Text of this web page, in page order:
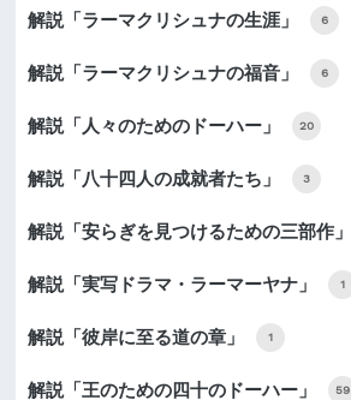
解説「ラーマクリシュナの生涯」 6
解説「ラーマクリシュナの福音」 6
解説「人々のためのドーハー」 20
解説「八十四人の成就者たち」 3
解説「安らぎを見つけるための三部作」
解説「実写ドラマ・ラーマーヤナ」 1
解説「彼岸に至る道の章」 1
解説「王のための四十のドーハー」 59